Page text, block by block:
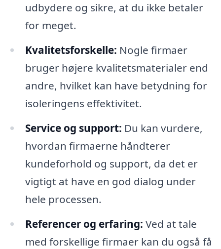
udbydere og sikre, at du ikke betaler
for meget.
Kvalitetsforskelle: Nogle firmaer
bruger højere kvalitetsmaterialer end
andre, hvilket kan have betydning for
isoleringens effektivitet.
Service og support: Du kan vurdere,
hvordan firmaerne håndterer
kundeforhold og support, da det er
vigtigt at have en god dialog under
hele processen.
Referencer og erfaring: Ved at tale
med forskellige firmaer kan du også få